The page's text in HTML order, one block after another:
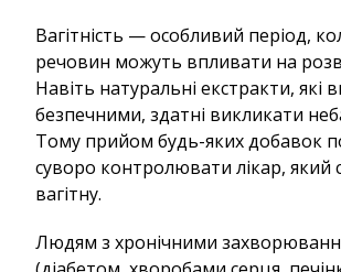
Вагітність — особливий період,
речовин можуть впливати на
Навіть натуральні екстракти, які
безпечними, здатні викликати
Тому прийом будь-яких добавок
суворо контролювати лікар, який
вагітну.
Людям з хронічними